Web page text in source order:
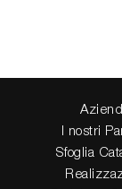
I nostri
Sfoglia